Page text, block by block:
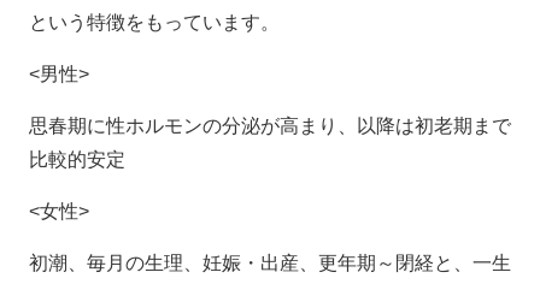
という特徴をもっています。
<男性>
思春期に性ホルモンの分泌が高まり、以降は初老期まで
比較的安定
<女性>
初潮、毎月の生理、妊娠・出産、更年期～閉経と、一生